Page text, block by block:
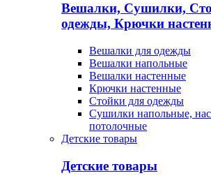
Вешалки, Сушилки,
одежды, Крючки
Вешалки для одежды
Вешалки напольные
Вешалки настенные
Крючки настенные
Стойки для одежды
Сушилки напольные,
потолочные
Детские товары
Детские товары